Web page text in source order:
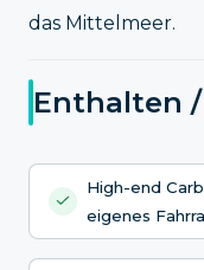
das Mittelmeer.
Enthalten
High-end
eigenes